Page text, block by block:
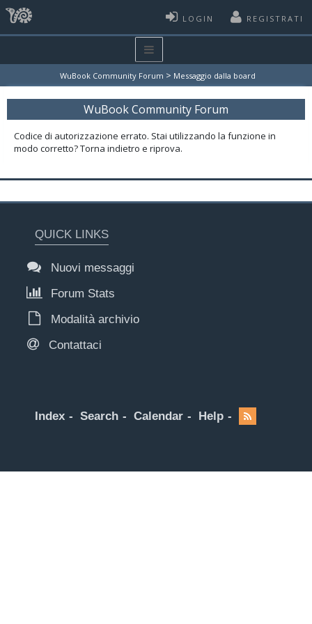
LOGIN REGISTRATI
WuBook Community Forum > Messaggio dalla board
WuBook Community Forum
Codice di autorizzazione errato. Stai utilizzando la funzione in
modo corretto? Torna indietro e riprova.
QUICK LINKS
Nuovi messaggi
Forum Stats
Modalità archivio
Contattaci
Index Search Calendar Help